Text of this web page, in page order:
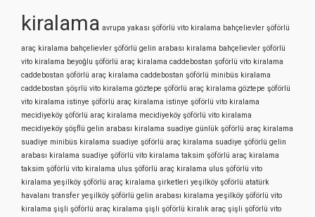
kiralama avrupa yakası şöförlü vito kiralama bahçelievler şöförlü
araç kiralama bahçelievler şöförlü gelin arabası kiralama bahçelievler şöförlü
vito kiralama beyoğlu şöförlü araç kiralama caddebostan şoförlü vito kiralama
caddebostan şöförlü araç kiralama caddebostan şöförlü minibüs kiralama
caddebostan şöşrlü vito kiralama göztepe şöförlü araç kiralama göztepe şöförlü
vito kiralama istinye şöförlü araç kiralama istinye şöförlü vito kiralama
mecidiyeköy şöförlü araç kiralama mecidiyeköy şöförlü vito kiralama
mecidiyeköy şöşflü gelin arabası kiralama suadiye günlük şöförlü araç kiralama
suadiye minibüs kiralama suadiye şöförlü araç kiralama suadiye şöförlü gelin
arabası kiralama suadiye şöförlü vito kiralama taksim şöförlü araç kiralama
taksim şöförlü vito kiralama ulus şöförlü araç kiralama ulus şöförlü vito
kiralama yeşilköy şöförlü araç kiralama şirketleri yeşilköy şöförlü atatürk
havalanı transfer yeşilköy şöförlü gelin arabası kiralama yeşilköy şöförlü vito
kiralama şişli şöförlü araç kiralama şişli şöförlü kiralık araç şişli şöförlü vito